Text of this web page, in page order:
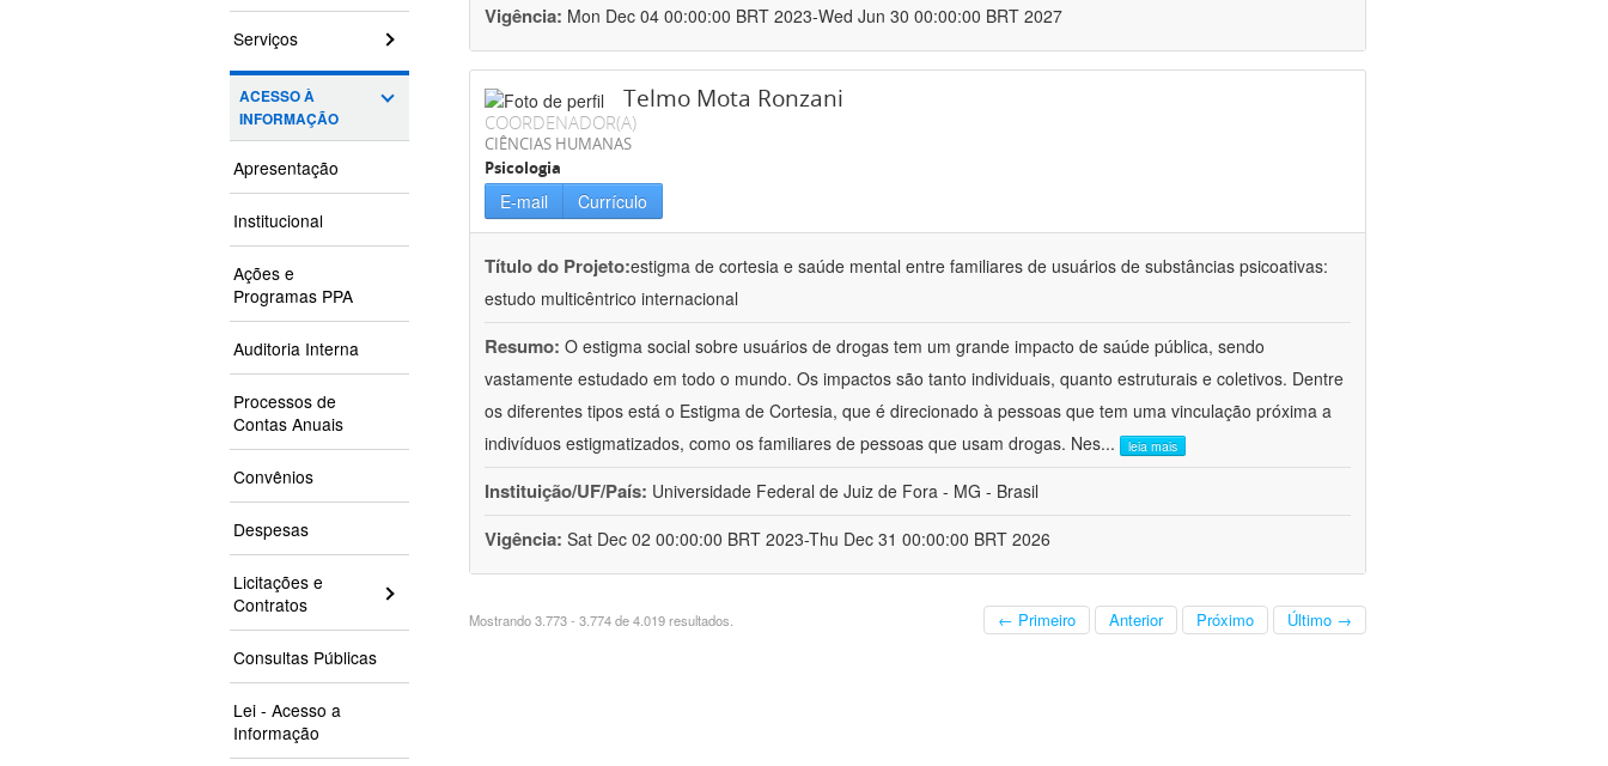
Serviços
ACESSO À
INFORMAÇÃO
Apresentação
Institucional
Ações e
Programas PPA
Auditoria Interna
Processos de
Contas Anuais
Convênios
Despesas
Licitações e
Contratos
Consultas Públicas
Lei - Acesso a
Informação
Vigência: Mon Dec 04 00:00:00 BRT 2023-Wed Jun 30 00:00:00 BRT 2027
Telmo Mota Ronzani
COORDENADOR(A)
CIÊNCIAS HUMANAS
Psicologia
E-mail Currículo
Título do Projeto:estigma de cortesia e saúde mental entre familiares de usuários de substâncias psicoativas:
estudo multicêntrico internacional
Resumo: O estigma social sobre usuários de drogas tem um grande impacto de saúde pública, sendo
vastamente estudado em todo o mundo. Os impactos são tanto individuais, quanto estruturais e coletivos. Dentre
os diferentes tipos está o Estigma de Cortesia, que é direcionado à pessoas que tem uma vinculação próxima a
indivíduos estigmatizados, como os familiares de pessoas que usam drogas. Nes... leia mais
Instituição/UF/País: Universidade Federal de Juiz de Fora - MG - Brasil
Vigência: Sat Dec 02 00:00:00 BRT 2023-Thu Dec 31 00:00:00 BRT 2026
Mostrando 3.773 - 3.774 de 4.019 resultados. ← Primeiro Anterior Próximo Último →